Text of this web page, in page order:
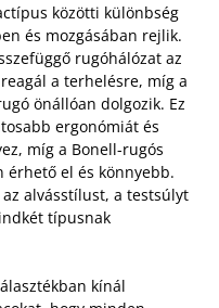
közötti különbség
és mozgásában rejlik.
rugóhálózat az
a terhelésre, míg a
önállóan dolgozik. Ez
ergonómiát és
míg a Bonell-rugós
érhető el és könnyebb.
alvásstílust, a testsúlyt
típusnak
kínál